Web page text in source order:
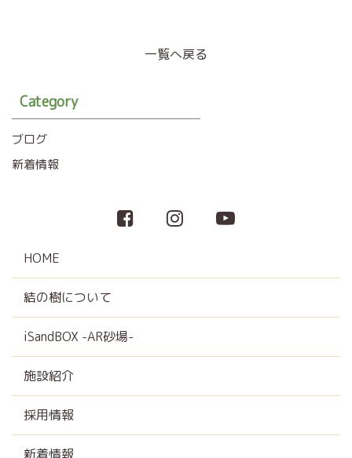
一覧へ戻る
Category
ブログ
新着情報
HOME
結の樹について
iSandBOX -AR砂場-
施設紹介
採用情報
新着情報